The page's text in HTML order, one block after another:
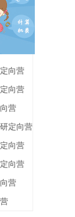
向营
向营
营
定向营
向营
向营
营